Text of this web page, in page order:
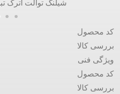
کد محصول
بررسی کالا
ویژگی فنی
کد محصول
بررسی کالا